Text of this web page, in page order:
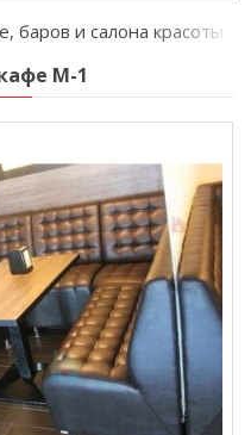
баров и салона красоты
М-1